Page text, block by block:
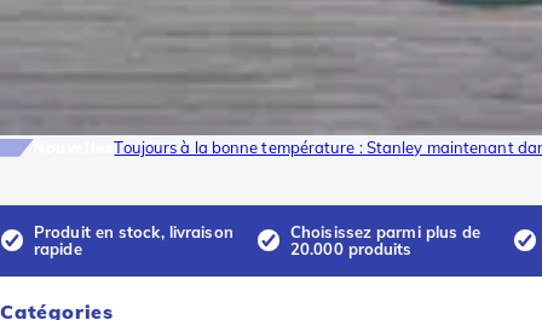
NouvellesToujours à la bonne température : Stanley maintenant
Produit en stock, livraison
rapide
Choisissez parmi plus de
20.000 produits
Catégories